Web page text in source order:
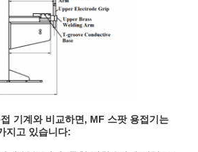
기계와 비교하면, MF 스팟 용접기는
지고 있습니다: